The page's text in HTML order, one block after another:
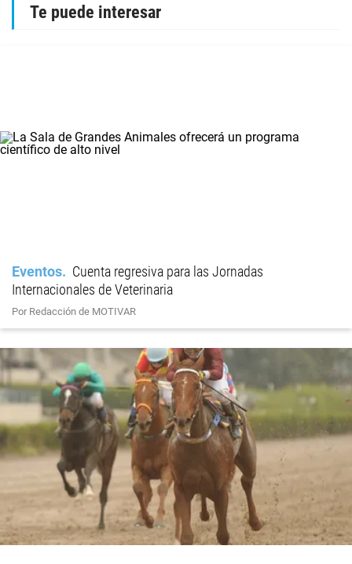
Te puede interesar
Eventos
Cuenta regresiva para las Jornadas
Internacionales de Veterinaria
Por Redacción de MOTIVAR